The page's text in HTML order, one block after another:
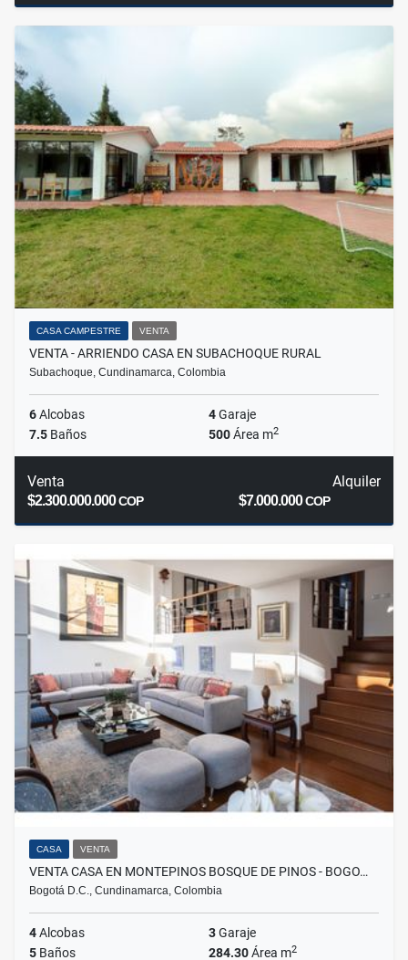
CASA CAMPESTRE VENTA
VENTA - ARRIENDO CASA EN SUBACHOQUE RURAL
Subachoque, Cundinamarca, Colombia
6Alcobas 4Garaje
7.5 Baños 500Área m2
Venta
$2.300.000.000COP
Alquiler
$7.000.000COP
CASA VENTA
VENTA CASA EN MONTEPINOS BOSQUE DE PINOS - BOGO…
Bogotá D.C., Cundinamarca, Colombia
4Alcobas 3Garaje
5 Baños 284.30Área m2